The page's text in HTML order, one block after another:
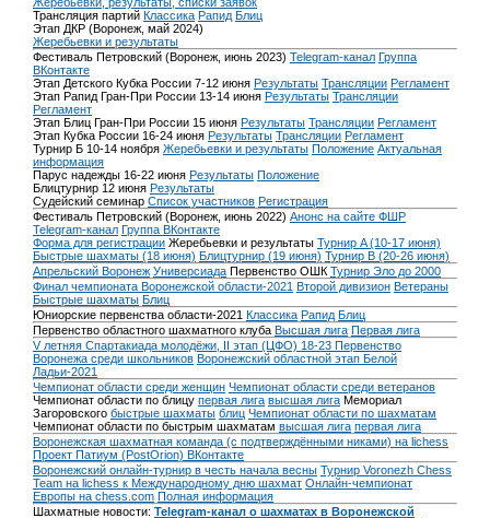
Трансляция партий Классика Рапид Блиц
Этап ДКР (Воронеж, май 2024)
Жеребьевки и результаты
Фестиваль Петровский (Воронеж, июнь 2023) Telegram-канал Группа
ВКонтакте
Этап Детского Кубка России 7-12 июня Результаты Трансляции Регламент
Этап Рапид Гран-При России 13-14 июня Результаты Трансляции
Регламент
Этап Блиц Гран-При России 15 июня Результаты Трансляции Регламент
Этап Кубка России 16-24 июня Результаты Трансляции Регламент
Турнир Б 10-14 ноября Жеребьевки и результаты Положение Актуальная
информация
Парус надежды 16-22 июня Результаты Положение
Блицтурнир 12 июня Результаты
Судейский семинар Список участников Регистрация
Фестиваль Петровский (Воронеж, июнь 2022) Анонс на сайте ФШР
Telegram-канал Группа ВКонтакте
Форма для регистрации Жеребьевки и результаты Турнир A (10-17 июня)
Быстрые шахматы (18 июня) Блицтурнир (19 июня) Турнир B (20-26 июня)
Апрельский Воронеж Универсиада Первенство ОШК Турнир Эло до 2000
Финал чемпионата Воронежской области-2021 Второй дивизион Ветераны
Быстрые шахматы Блиц
Юниорские первенства области-2021 Классика Рапид Блиц
Первенство областного шахматного клуба Высшая лига Первая лига
V летняя Спартакиада молодёжи, II этап (ЦФО) 18-23 Первенство
Воронежа среди школьников Воронежский областной этап Белой
Ладьи-2021
Чемпионат области среди женщин Чемпионат области среди ветеранов
Чемпионат области по блицу первая лига высшая лига Мемориал
Загоровского быстрые шахматы блиц Чемпионат области по шахматам
Чемпионат области по быстрым шахматам высшая лига первая лига
Воронежская шахматная команда (с подтверждёнными никами) на lichess
Проект Патиум (PostOrion) ВКонтакте
Воронежский онлайн-турнир в честь начала весны Турнир Voronezh Chess
Team на lichess к Международному дню шахмат Онлайн-чемпионат
Европы на chess.com Полная информация
Шахматные новости: Telegram-канал о шахматах в Воронежской